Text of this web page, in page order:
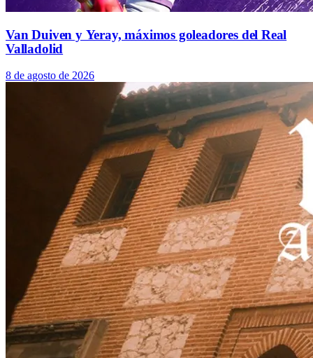
Van Duiven y Yeray, máximos goleadores del Real
Valladolid
8 de agosto de 2026